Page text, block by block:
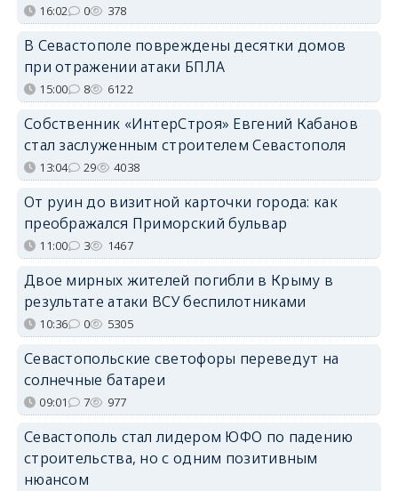
16:02 0 378
В Севастополе повреждены десятки домов
при отражении атаки БПЛА
15:00 8 6122
Собственник «ИнтерСтроя» Евгений Кабанов
стал заслуженным строителем Севастополя
13:04 29 4038
От руин до визитной карточки города: как
преображался Приморский бульвар
11:00 3 1467
Двое мирных жителей погибли в Крыму в
результате атаки ВСУ беспилотниками
10:36 0 5305
Севастопольские светофоры переведут на
солнечные батареи
09:01 7 977
Севастополь стал лидером ЮФО по падению
строительства, но с одним позитивным
нюансом